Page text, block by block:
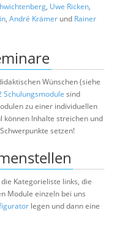
, Uwe Ricken,
, André Krämer und Rainer
Wünschen (siehe
Schulungsmodule sind
zu einer individuellen
können Inhalte streichen und
setzen!
Kategorieliste links, die
Module einzeln bei uns
legen und dann eine